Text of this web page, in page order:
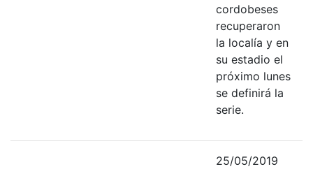
cordobeses
recuperaron
la localía y en
su estadio el
próximo lunes
se definirá la
serie.
25/05/2019